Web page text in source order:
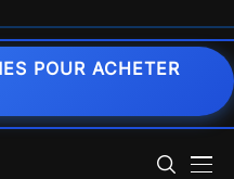
POUR ACHETER